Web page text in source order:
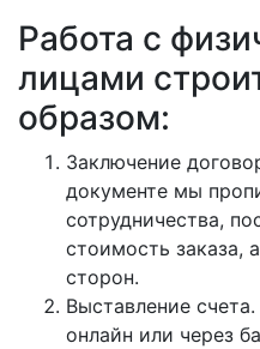
Работа с
лицами
образом:
Заключение
документе мы
сотрудничества,
стоимость заказа,
сторон.
Выставление
онлайн или через